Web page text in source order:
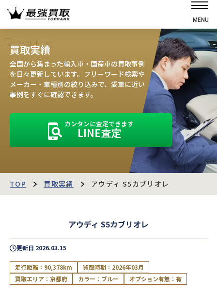
MENU
選ばれる理由
高価買取の仕組み
売却の流れ
お客様の声
運営会社
最強買取マガジン
Results
買取実績
全国から集まった輸入車・国産車の買取事例
を日々更新しています。フリーワード検索や
メーカー・車種別の絞り込みで、愛車に近い
事例をすぐに確認できます。
カンタンに査定できます
LINE査定
TOP 買取実績 アウディ S5カブリオレ
アウディ S5カブリオレ
更新日 2026.03.15
走行距離：90,378km
買取時期：2026年03月
買取エリア：京都府
カラー：ブルー オプション有無：有